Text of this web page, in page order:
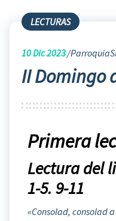
LECTURAS
10Dic 2023
II Domingo
Primera
Lectura del
1-5. 9-11
«Consolad, consolad